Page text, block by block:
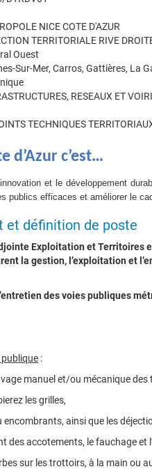
NICE COTE D'AZUR
TERRITORIALE RIVE
Ouest
Sur-Mer, Carros, Gattières, La
RESEAUX ET
TECHNIQUES
d’Azur c’est…
et le développement
publics efficaces et améliorer le
et définition de poste
Exploitation et Territoires
la gestion, l’exploitation et
des voies publiques
publique :
manuel et/ou mécanique
les grilles,
ainsi que les
des accotements, le fauchage et
sur les trottoirs, à la main ou